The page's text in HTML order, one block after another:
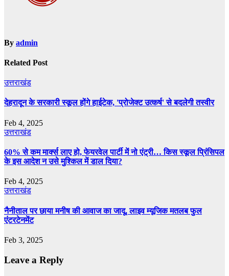
By admin
Related Post
उत्तराखंड
देहरादून के सरकारी स्कूल होंगे हाईटेक, 'प्रोजेक्ट उत्कर्ष' से बदलेगी तस्वीर
Feb 4, 2025
उत्तराखंड
60% से कम मार्क्‍स लाए हो, फेयरवेल पार्टी में नो एंट्री… किस स्‍कूल प्र‍िंसिपल
के इस आदेश न उसे मुश्किल में डाल दिया?
Feb 4, 2025
उत्तराखंड
नैनीताल पर छाया मनीष की आवाज का जादू, लाइव म्यूजिक मतलब फुल
एंटरटेनमेंट
Feb 3, 2025
Leave a Reply